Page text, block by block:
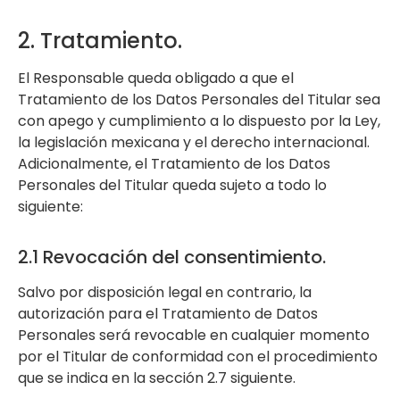
2. Tratamiento.
El Responsable queda obligado a que el
Tratamiento de los Datos Personales del Titular sea
con apego y cumplimiento a lo dispuesto por la Ley,
la legislación mexicana y el derecho internacional.
Adicionalmente, el Tratamiento de los Datos
Personales del Titular queda sujeto a todo lo
siguiente:
2.1 Revocación del consentimiento.
Salvo por disposición legal en contrario, la
autorización para el Tratamiento de Datos
Personales será revocable en cualquier momento
por el Titular de conformidad con el procedimiento
que se indica en la sección 2.7 siguiente.